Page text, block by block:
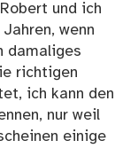
und ich
wenn
damaliges
richtigen
ich kann den
nur weil
einige